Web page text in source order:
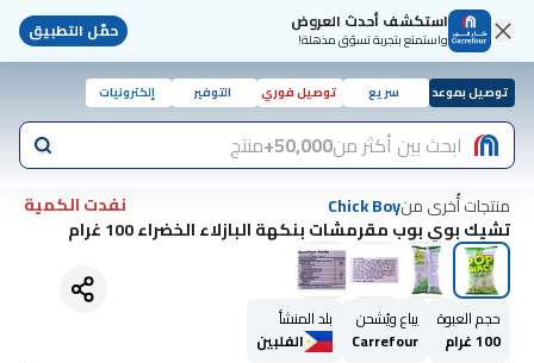
استكشف أحدث العروض
واستمتع بتجربة تسوّق مذهلة! حمّل التطبيق
توصيل بموعد سريع توصيل فوري التوفير إلكترونيات
ابحث بين أكثر من50,000+ منتج
منتجات أُخرى منChick Boy
نفدت الكمية
تشيك بوي بوب مقرمشات بنكهة البازلاء الخضراء 100 غرام
حجم العبوة
100 غرام
يباع ويُشحن
Carrefour
بلد المنشأ
الفلبين